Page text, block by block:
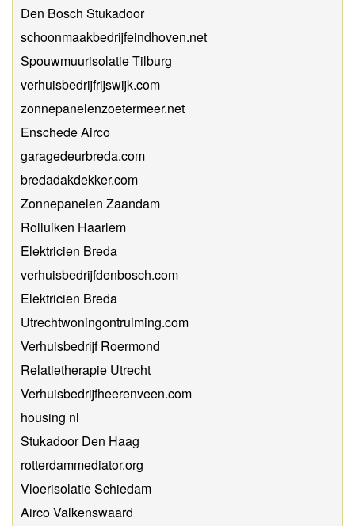
Den Bosch Stukadoor
schoonmaakbedrijfeindhoven.net
Spouwmuurisolatie Tilburg
verhuisbedrijfrijswijk.com
zonnepanelenzoetermeer.net
Enschede Airco
garagedeurbreda.com
bredadakdekker.com
Zonnepanelen Zaandam
Rolluiken Haarlem
Elektricien Breda
verhuisbedrijfdenbosch.com
Elektricien Breda
Utrechtwoningontruiming.com
Verhuisbedrijf Roermond
Relatietherapie Utrecht
Verhuisbedrijfheerenveen.com
housing nl
Stukadoor Den Haag
rotterdammediator.org
Vloerisolatie Schiedam
Airco Valkenswaard